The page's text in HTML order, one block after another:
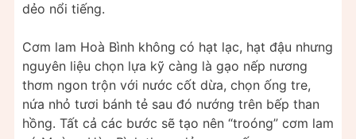
dẻo nổi tiếng.
Cơm lam Hoà Bình không có hạt lạc, hạt đậu nhưng
nguyên liệu chọn lựa kỹ càng là gạo nếp nương
thơm ngon trộn với nước cốt dừa, chọn ống tre,
nứa nhỏ tươi bánh tẻ sau đó nướng trên bếp than
hồng. Tất cả các bước sẽ tạo nên “troóng” cơm lam